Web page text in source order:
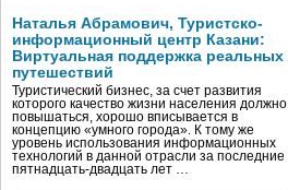
Наталья Абрамович, Туристско-
информационный центр Казани:
Виртуальная поддержка реальных
путешествий
Туристический бизнес, за счет развития
которого качество жизни населения должно
повышаться, хорошо вписывается в
концепцию «умного города». К тому же
уровень использования информационных
технологий в данной отрасли за последние
пятнадцать-двадцать лет …